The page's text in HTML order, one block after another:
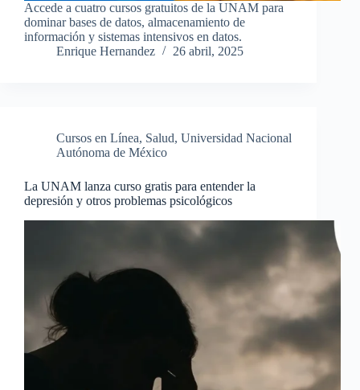
Accede a cuatro cursos gratuitos de la UNAM para
dominar bases de datos, almacenamiento de
información y sistemas intensivos en datos.
Enrique Hernandez
26 abril, 2025
Cursos en Línea, Salud, Universidad Nacional
Autónoma de México
La UNAM lanza curso gratis para entender la
depresión y otros problemas psicológicos